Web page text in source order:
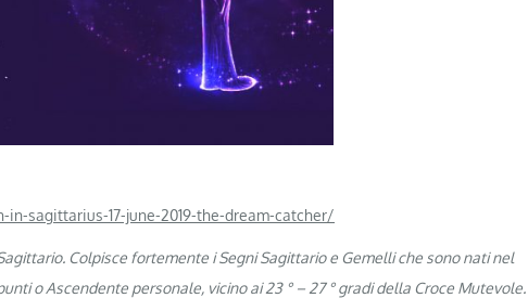
sagittarius-17-june-2019-the-dream-catcher/
Colpisce fortemente i Segni Sagittario e Gemelli che sono nati nel
o Ascendente personale, vicino ai 23 ° – 27 ° gradi della Croce Mutevole.